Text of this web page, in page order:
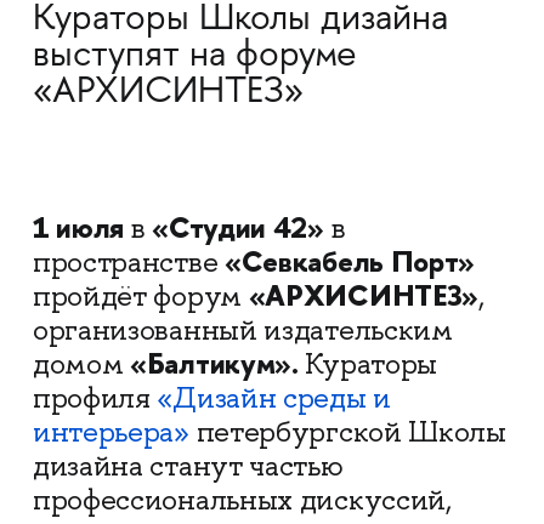
Кураторы Школы дизайна
выступят на форуме
«АРХИСИНТЕЗ»
1 июля в«Студии 42» в
пространстве «Севкабель Порт»
пройдёт форум «АРХИСИНТЕЗ»,
организованный издательским
домом«Балтикум». Кураторы
профиля «Дизайн среды и
интерьера» петербургской Школы
дизайна станут частью
профессиональных дискуссий,